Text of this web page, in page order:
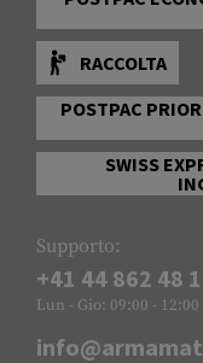
RACCOLTA
POSTPAC
SWISS
Supporto:
+41 44 862 48
Lun - Gio: 09:00 -